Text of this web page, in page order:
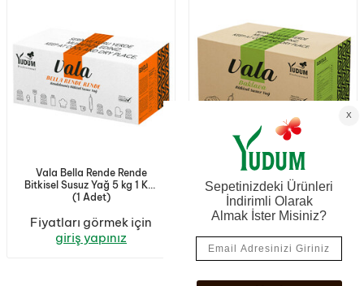
Vala Bella Rende Rende
Bitkisel Susuz Yağ 5 kg 1 Koli
(1 Adet)
Fiyatları görmek için
giriş yapınız
Vala Baklava Bitkisel Susuz
Yağ 20 kg 1 Koli (1 Adet)
Fiyatları görmek için
giriş yapınız